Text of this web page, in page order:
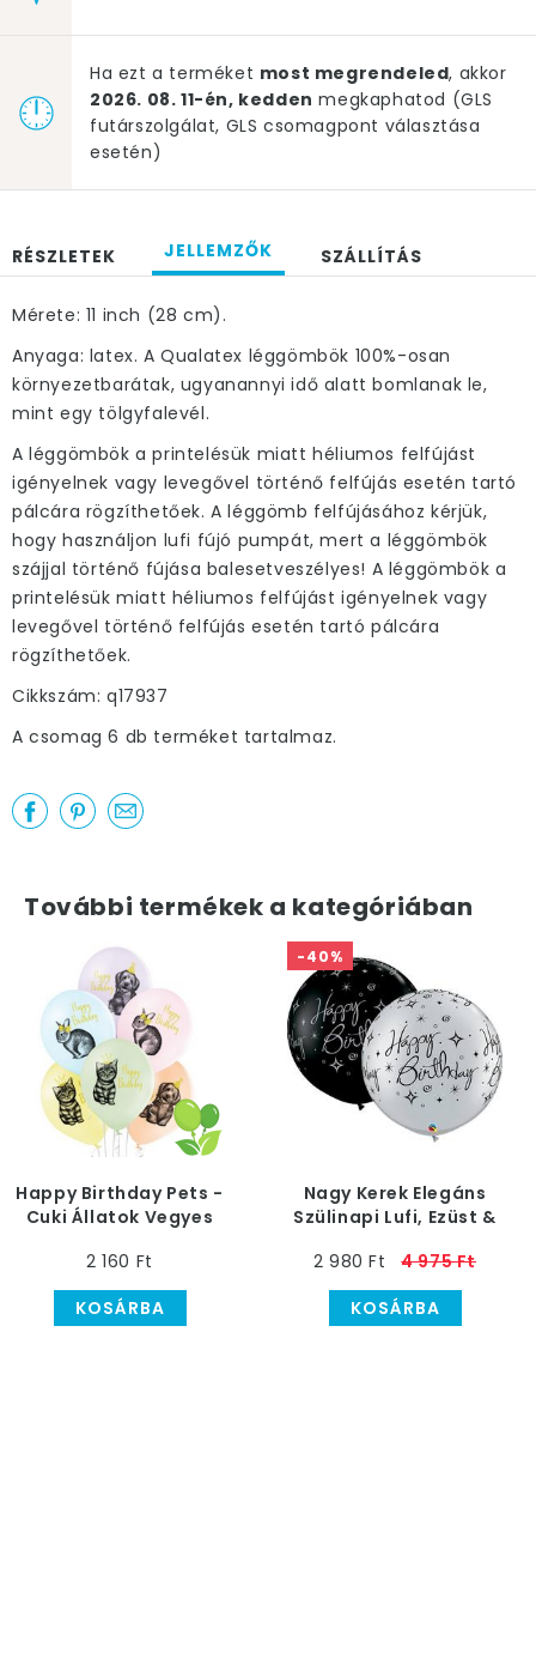
Ha ezt a terméket most megrendeled, akkor
2026. 08. 11-én, kedden megkaphatod (GLS
futárszolgálat, GLS csomagpont választása
esetén)
RÉSZLETEK JELLEMZŐK SZÁLLÍTÁS
Mérete: 11 inch (28 cm).
Anyaga: latex. A Qualatex léggömbök 100%-osan
környezetbarátak, ugyanannyi idő alatt bomlanak le,
mint egy tölgyfalevél.
A léggömbök a printelésük miatt héliumos felfújást
igényelnek vagy levegővel történő felfújás esetén tartó
pálcára rögzíthetőek. A léggömb felfújásához kérjük,
hogy használjon lufi fújó pumpát, mert a léggömbök
szájjal történő fújása balesetveszélyes! A léggömbök a
printelésük miatt héliumos felfújást igényelnek vagy
levegővel történő felfújás esetén tartó pálcára
rögzíthetőek.
Cikkszám: q17937
A csomag 6 db terméket tartalmaz.
További termékek a kategóriában
Happy Birthday Pets -
Cuki Állatok Vegyes
Lufi, 6 db
2 160 Ft
KOSÁRBA
-40%
Nagy Kerek Elegáns
Szülinapi Lufi, Ezüst &
2 980 Ft
4 975 Ft
KOSÁRBA